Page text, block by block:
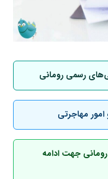
رسمی رومانی
امور مهاجرتی
رومانی جهت ادامه